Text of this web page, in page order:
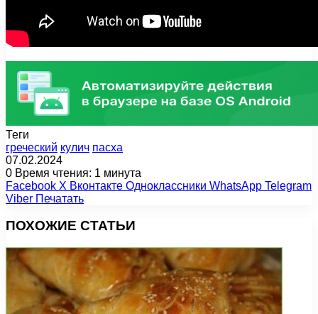
Теги
греческий кулич пасха
07.02.2024
0 Время чтения: 1 минута
Facebook X Вконтакте Одноклассники WhatsApp Telegram
Viber Печатать
ПОХОЖИЕ СТАТЬИ